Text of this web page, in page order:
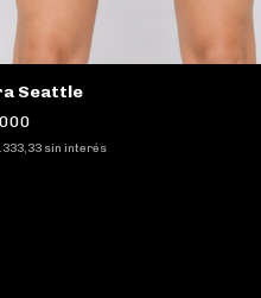
Seattle
sin interés